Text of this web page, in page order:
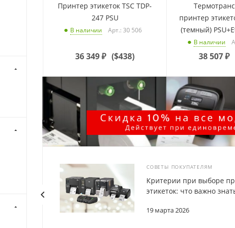
Принтер этикеток TSC TDP-
247 PSU
В наличии Арт.: 30 506
36 349₽ ($438)
принтер
(темный)
В наличии
38 507₽
СОВЕТЫ ПОКУПАТЕЛЯМ
19 марта 2026
Критерии при выборе
этикеток: что важно